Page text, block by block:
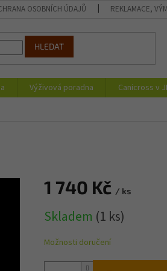
OSOBNÍCH ÚDAJŮ REKLAMACE,
HLEDAT
Výživová poradna Canicross v
1 740 Kč / ks
cena:
Skladem (1 ks)
Možnosti doručení